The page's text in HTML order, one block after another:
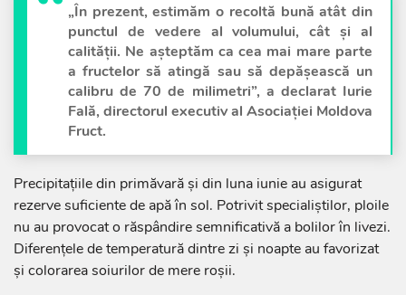
„În prezent, estimăm o recoltă bună atât din
punctul de vedere al volumului, cât și al
calității. Ne așteptăm ca cea mai mare parte
a fructelor să atingă sau să depășească un
calibru de 70 de milimetri”, a declarat Iurie
Fală, directorul executiv al Asociației Moldova
Fruct.
Precipitațiile din primăvară și din luna iunie au asigurat
rezerve suficiente de apă în sol. Potrivit specialiștilor, ploile
nu au provocat o răspândire semnificativă a bolilor în livezi.
Diferențele de temperatură dintre zi și noapte au favorizat
și colorarea soiurilor de mere roșii.